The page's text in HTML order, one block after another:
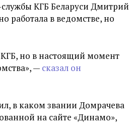
КГБ Беларуси Дмитрий
работала в ведомстве, но
КГБ, но в настоящий момент
— сказал он
в каком звании Домрачева
на сайте «Динамо»,